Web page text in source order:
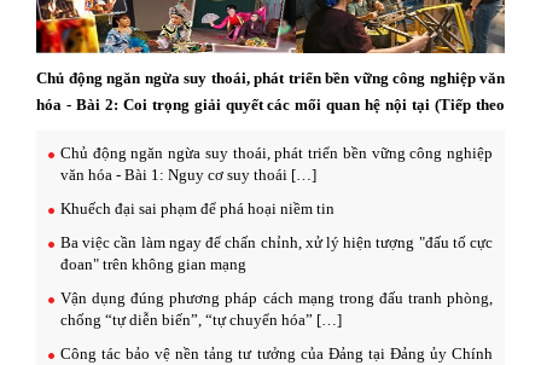
Chủ động ngăn ngừa suy thoái, phát triển bền vững công nghiệp văn
hóa - Bài 2: Coi trọng giải quyết các mối quan hệ nội tại (Tiếp theo
Chủ động ngăn ngừa suy thoái, phát triển bền vững công nghiệp
văn hóa - Bài 1: Nguy cơ suy thoái […]
Khuếch đại sai phạm để phá hoại niềm tin
Ba việc cần làm ngay để chấn chỉnh, xử lý hiện tượng "đấu tố cực
đoan" trên không gian mạng
Vận dụng đúng phương pháp cách mạng trong đấu tranh phòng,
chống “tự diễn biến”, “tự chuyển hóa” […]
Công tác bảo vệ nền tảng tư tưởng của Đảng tại Đảng ủy Chính